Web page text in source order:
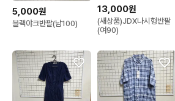
5,000원
블랙야크반팔(남100)
13,000원
(새상품)JDX나시형반팔
(여90)